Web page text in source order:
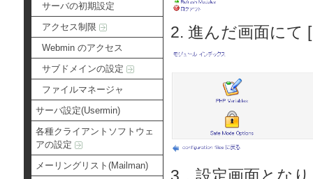
サーバの初期設定
アクセス制限
Webmin のアクセス
サブドメインの設定
ファイルマネージャ
サーバ設定(Usermin)
各種クライアントソフトウェ
アの設定
メーリングリスト(Mailman)
2. 進んだ画面にて
3．設定画面とな